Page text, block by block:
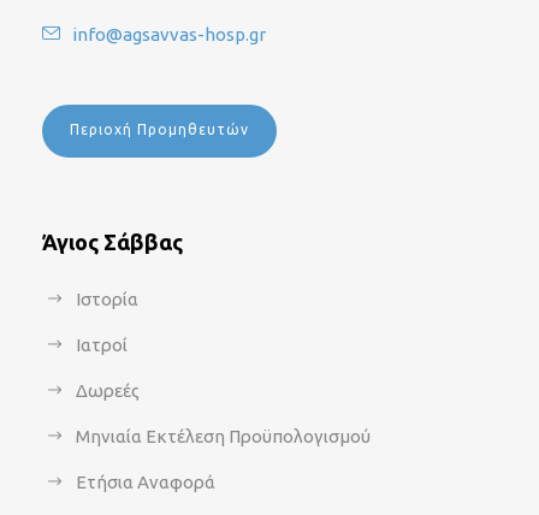
info@agsavvas-hosp.gr
Περιοχή Προμηθευτών
Άγιος Σάββας
Ιστορία
Ιατροί
Δωρεές
Μηνιαία Εκτέλεση Προϋπολογισμού
Ετήσια Αναφορά